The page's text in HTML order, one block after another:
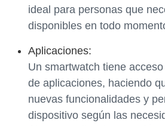
ideal para personas que
disponibles en todo
Aplicaciones:
Un smartwatch tiene
de aplicaciones, haciendo
nuevas funcionalidades y
dispositivo según las